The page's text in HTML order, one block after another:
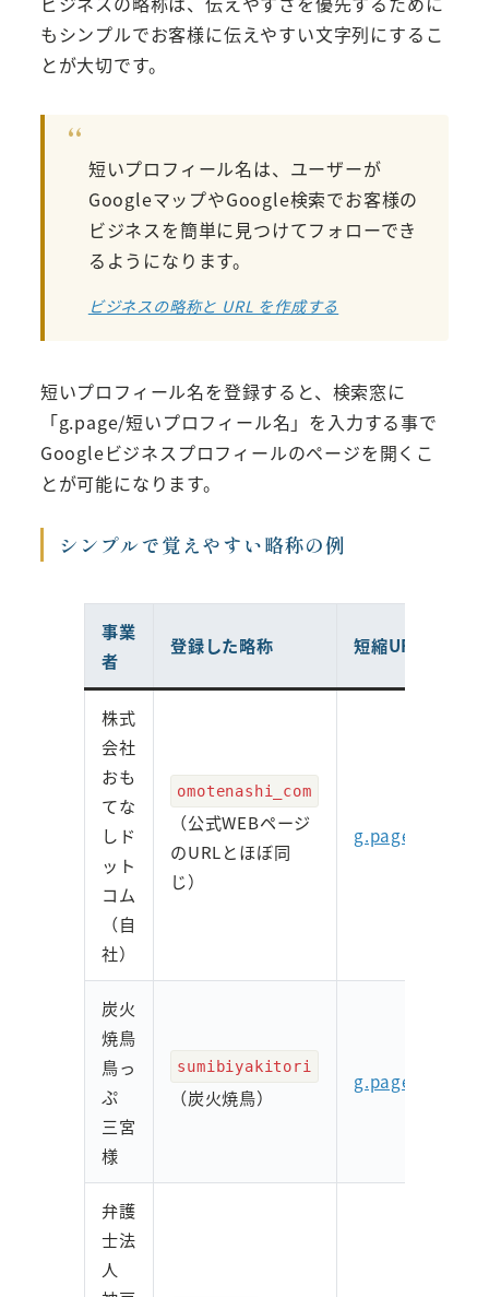
も シンプルでお客様に伝えやすい文字列にするこ
と が大切です。
短いプロフィール名は、ユーザーが
GoogleマップやGoogle検索でお客様の
ビジネスを簡単に見つけてフォローでき
るようになります。
ビジネスの略称と URL を作成する
短いプロフィール名を登録すると、検索窓に
「g.page/短いプロフィール名」を入力する事で
Googleビジネスプロフィールのページを開くこ
とが可能になります。
シンプルで覚えやすい略称の例
事業
者
登録した略称 短縮URL
株式
会社
おも
てな
しド
ット
コム
（自
社）
omotenashi_com
（公式WEBページ
のURLとほぼ同
じ）
g.page/
炭火
焼鳥
鳥っ
ぷ
三宮
様
sumibiyakitori
（炭火焼鳥）
g.page/
弁護
士法
人